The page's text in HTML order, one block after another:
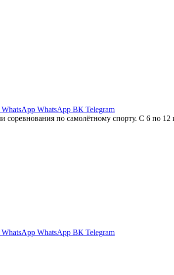
WhatsApp WhatsApp ВК Telegram
соревнования по самолётному спорту. С 6 по
WhatsApp WhatsApp ВК Telegram